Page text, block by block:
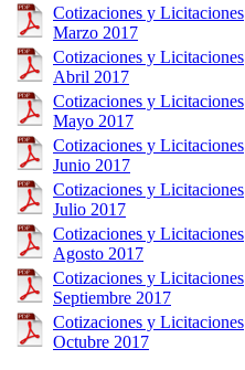
Cotizaciones y Licitaciones
Marzo 2017
Cotizaciones y Licitaciones
Abril 2017
Cotizaciones y Licitaciones
Mayo 2017
Cotizaciones y Licitaciones
Junio 2017
Cotizaciones y Licitaciones
Julio 2017
Cotizaciones y Licitaciones
Agosto 2017
Cotizaciones y Licitaciones
Septiembre 2017
Cotizaciones y Licitaciones
Octubre 2017